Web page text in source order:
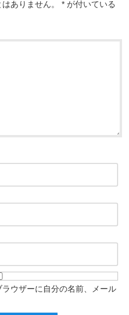
ありません。 * が付いている
ウザーに自分の名前、メール